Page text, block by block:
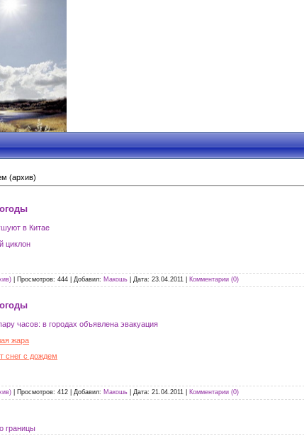
(архив)
в Китае
циклон
Просмотров: 444 Добавил: Макошь Дата: 23.04.2011 Комментарии (0)
часов: в городах объявлена эвакуация
жара
снег с дождем
Просмотров: 412 Добавил: Макошь Дата: 21.04.2011 Комментарии (0)
границы